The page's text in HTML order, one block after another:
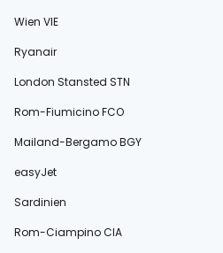
Wien VIE
Ryanair
London Stansted STN
Rom-Fiumicino FCO
Mailand-Bergamo BGY
easyJet
Sardinien
Rom-Ciampino CIA